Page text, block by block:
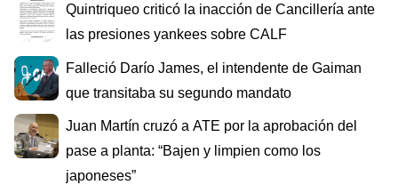
Quintriqueo criticó la inacción de Cancillería ante
las presiones yankees sobre CALF
Falleció Darío James, el intendente de Gaiman
que transitaba su segundo mandato
Juan Martín cruzó a ATE por la aprobación del
pase a planta: “Bajen y limpien como los
japoneses”